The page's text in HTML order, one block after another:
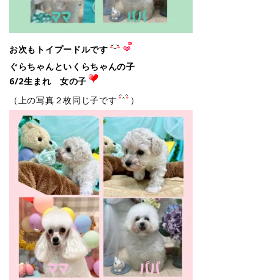
お次もトイプードルです
ぐらちゃんといくらちゃんの子
6/2生まれ 女の子
（上の写真２枚同じ子です
）